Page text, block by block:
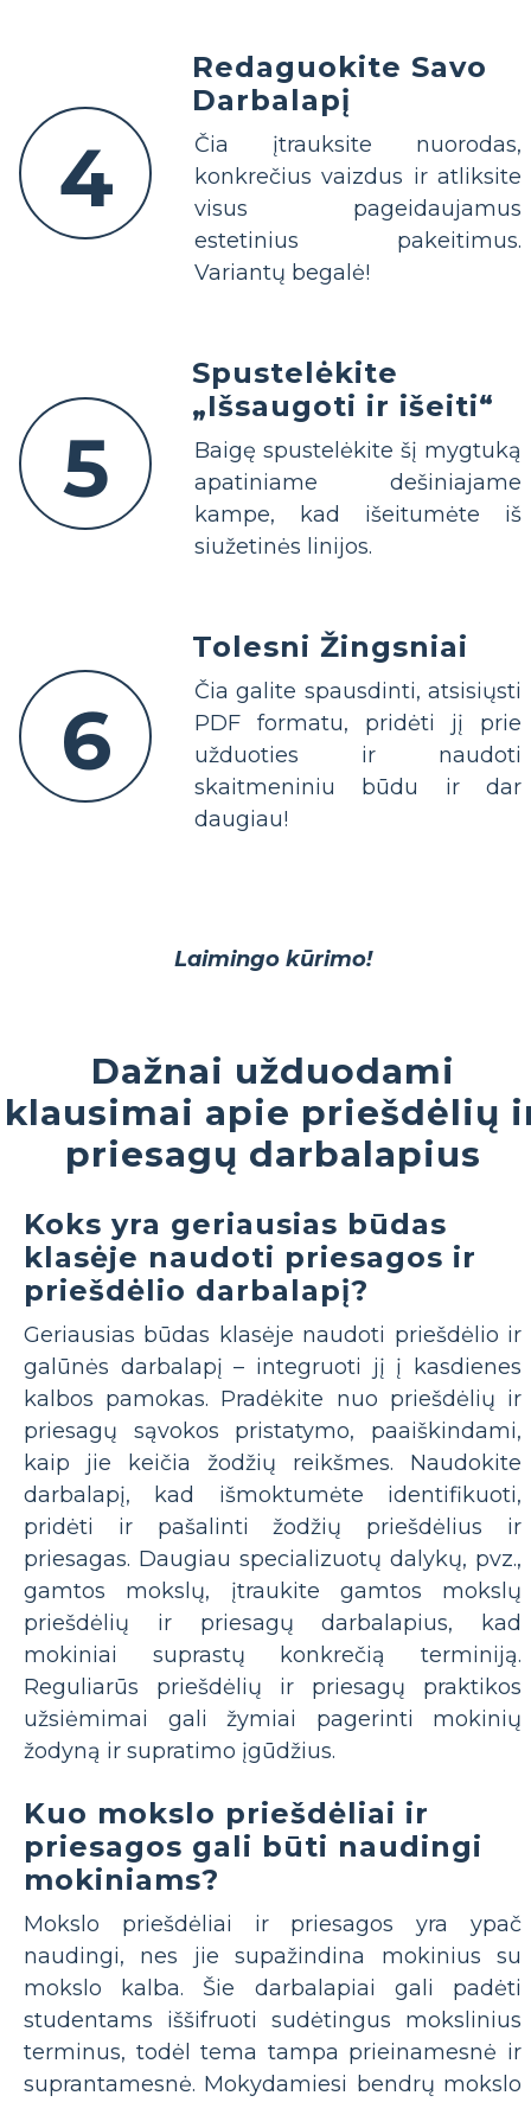
4
Redaguokite Savo
Darbalapį
Čia įtrauksite nuorodas,
konkrečius vaizdus ir atliksite
visus pageidaujamus
estetinius pakeitimus.
Variantų begalė!
5
Spustelėkite
„Išsaugoti ir išeiti“
Baigę spustelėkite šį mygtuką
apatiniame dešiniajame
kampe, kad išeitumėte iš
siužetinės linijos.
6
Tolesni Žingsniai
Čia galite spausdinti, atsisiųsti
PDF formatu, pridėti jį prie
užduoties ir naudoti
skaitmeniniu būdu ir dar
daugiau!
Laimingo kūrimo!
Dažnai užduodami
klausimai apie priešdėlių
priesagų darbalapius
Koks yra geriausias būdas
klasėje naudoti priesagos ir
priešdėlio darbalapį?
Geriausias būdas klasėje naudoti priešdėlio ir
galūnės darbalapį – integruoti jį į kasdienes
kalbos pamokas. Pradėkite nuo priešdėlių ir
priesagų sąvokos pristatymo, paaiškindami,
kaip jie keičia žodžių reikšmes. Naudokite
darbalapį, kad išmoktumėte identifikuoti,
pridėti ir pašalinti žodžių priešdėlius ir
priesagas. Daugiau specializuotų dalykų, pvz.,
gamtos mokslų, įtraukite gamtos mokslų
priešdėlių ir priesagų darbalapius, kad
mokiniai suprastų konkrečią terminiją.
Reguliarūs priešdėlių ir priesagų praktikos
užsiėmimai gali žymiai pagerinti mokinių
žodyną ir supratimo įgūdžius.
Kuo mokslo priešdėliai ir
priesagos gali būti naudingi
mokiniams?
Mokslo priešdėliai ir priesagos yra ypač
naudingi, nes jie supažindina mokinius su
mokslo kalba. Šie darbalapiai gali padėti
studentams iššifruoti sudėtingus mokslinius
terminus, todėl tema tampa prieinamesnė ir
suprantamesnė. Mokydamiesi bendrų mokslo